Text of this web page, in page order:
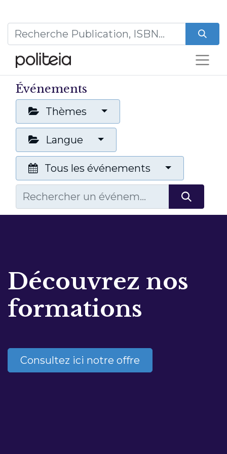
Événements
Thèmes
Langue
Tous les événements
Découvrez nos
formations
Consultez ici notre offre